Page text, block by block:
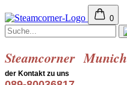
0
Steamcorner Munich
der Kontakt zu uns